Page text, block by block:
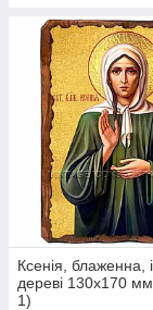
Ксенія, блаженна,
дереві 130х170
1)